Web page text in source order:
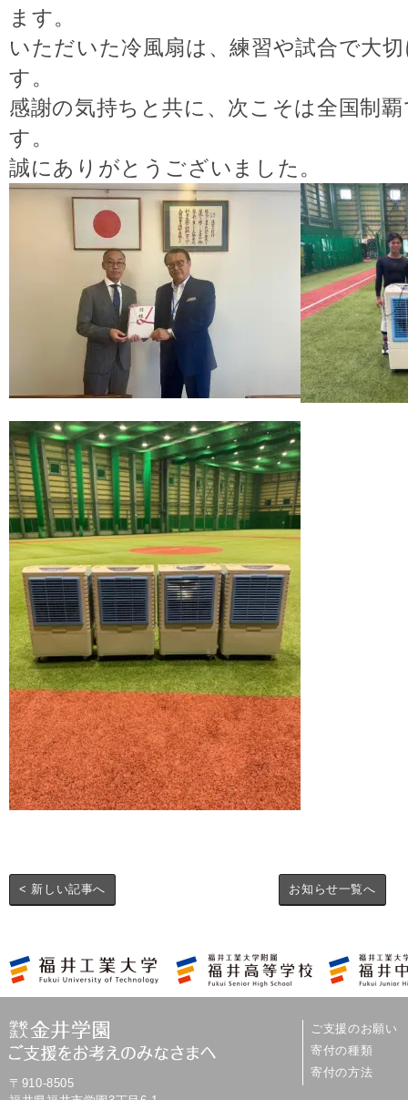
ます。
いただいた冷風扇は、練習や試合で大
す。
感謝の気持ちと共に、次こそは全国制
す。
誠にありがとうございました。
< 新しい記事へ お知らせ一覧へ
〒910-8505
ご支援のお願い
寄付の種類
寄付の方法